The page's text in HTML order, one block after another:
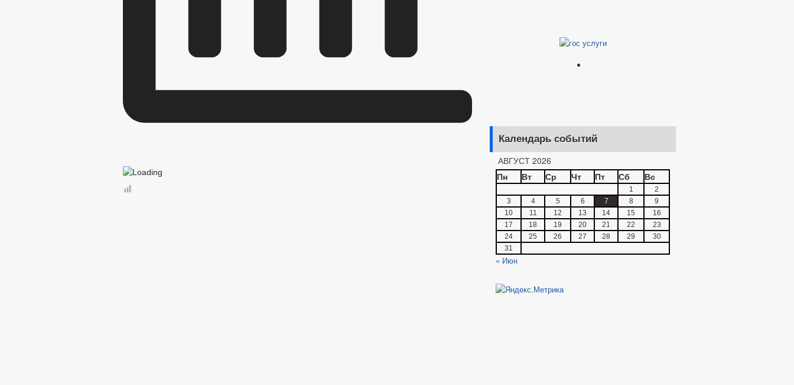
Календарь событий
АВГУСТ 2026
Пн
Вт Ср Чт Пт Сб Вс
1
2
3
4 5 6 7 8
9
10
11 12 13 14 15
16
17
18 19 20 21 22
23
24
25 26 27 28 29
30
31
« Июн